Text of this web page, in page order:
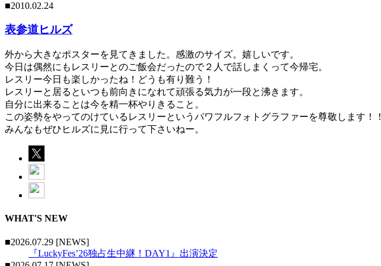
■2010.02.24
表参道ヒルズ
外から大きなポスターを見てきました。感激のサイズ。嬉しいです。
今日は偶然にもレスリーとのご飯会だったので２人で話しまくって今帰宅。
レスリー今日も楽しかったね！どうも有り難う！
レスリーと居るといつも前向きになれて頑張る気力が一段と沸きます。
自分に出来ることは今を精一杯やりきること。
この姿勢をやってのけているレスリーというパワフルフォトグラファーを尊敬します！！
みんなもぜひヒルズに見に行って下さいねー。
WHAT'S NEW
■2026.07.29 [NEWS]
『LuckyFes’26独占生中継！DAY1』出演決定